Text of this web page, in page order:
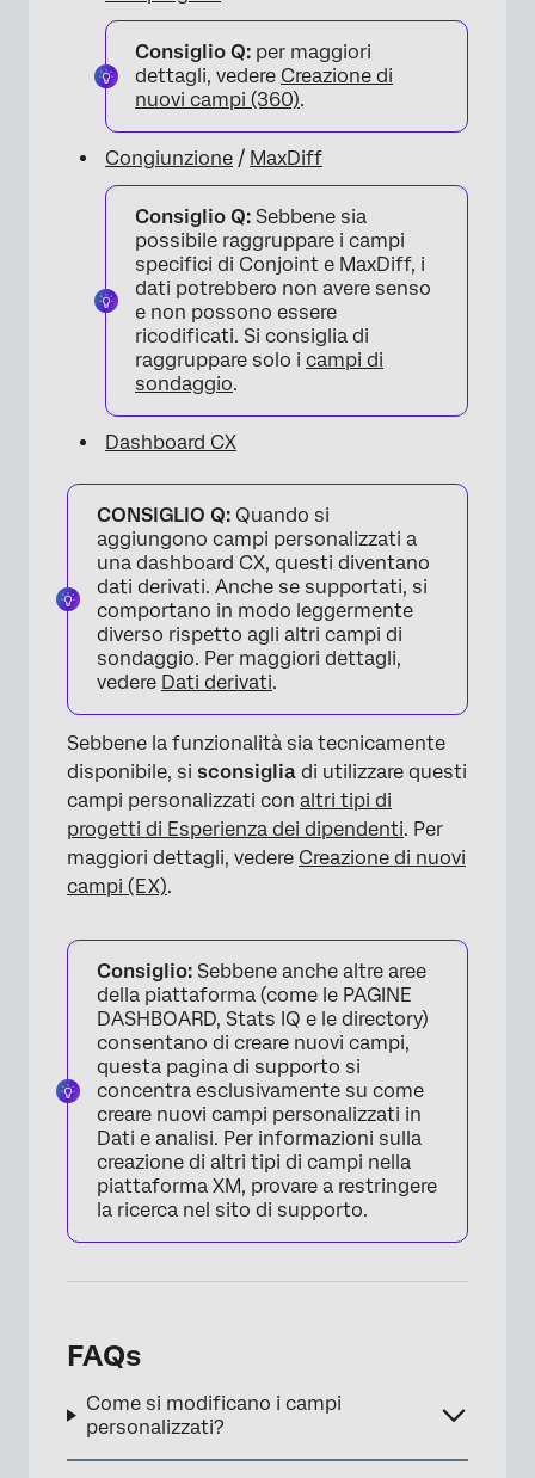
Consiglio Q: per maggiori
dettagli, vedere Creazione di
nuovi campi (360).
Congiunzione / MaxDiff
Consiglio Q: Sebbene sia
possibile raggruppare i campi
specifici di Conjoint e MaxDiff, i
dati potrebbero non avere senso
e non possono essere
ricodificati. Si consiglia di
raggruppare solo i campi di
sondaggio.
Dashboard CX
CONSIGLIO Q: Quando si
aggiungono campi personalizzati a
una dashboard CX, questi diventano
dati derivati. Anche se supportati, si
comportano in modo leggermente
diverso rispetto agli altri campi di
sondaggio. Per maggiori dettagli,
vedere Dati derivati.
Sebbene la funzionalità sia tecnicamente
disponibile, si sconsiglia di utilizzare questi
campi personalizzati con altri tipi di
progetti di Esperienza dei dipendenti. Per
maggiori dettagli, vedere Creazione di nuovi
campi (EX).
Consiglio: Sebbene anche altre aree
della piattaforma (come le PAGINE
DASHBOARD, Stats IQ e le directory)
consentano di creare nuovi campi,
questa pagina di supporto si
concentra esclusivamente su come
creare nuovi campi personalizzati in
Dati e analisi. Per informazioni sulla
creazione di altri tipi di campi nella
piattaforma XM, provare a restringere
la ricerca nel sito di supporto.
FAQs
Come si modificano i campi
personalizzati?